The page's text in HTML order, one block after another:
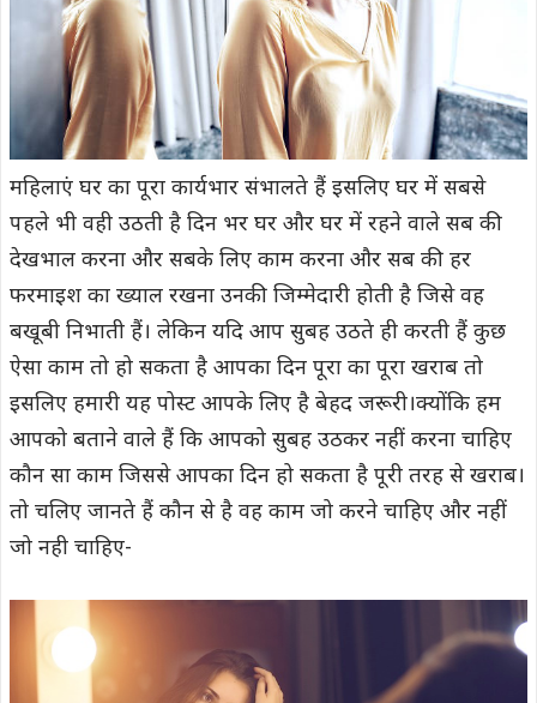
महिलाएं घर का पूरा कार्यभार संभालते हैं इसलिए घर में सबसे
पहले भी वही उठती है दिन भर घर और घर में रहने वाले सब की
देखभाल करना और सबके लिए काम करना और सब की हर
फरमाइश का ख्याल रखना उनकी जिम्मेदारी होती है जिसे वह
बखूबी निभाती हैं। लेकिन यदि आप सुबह उठते ही करती हैं कुछ
ऐसा काम तो हो सकता है आपका दिन पूरा का पूरा खराब तो
इसलिए हमारी यह पोस्ट आपके लिए है बेहद जरूरी।क्योंकि हम
आपको बताने वाले हैं कि आपको सुबह उठकर नहीं करना चाहिए
कौन सा काम जिससे आपका दिन हो सकता है पूरी तरह से खराब।
तो चलिए जानते हैं कौन से है वह काम जो करने चाहिए और नहीं
जो नही चाहिए-